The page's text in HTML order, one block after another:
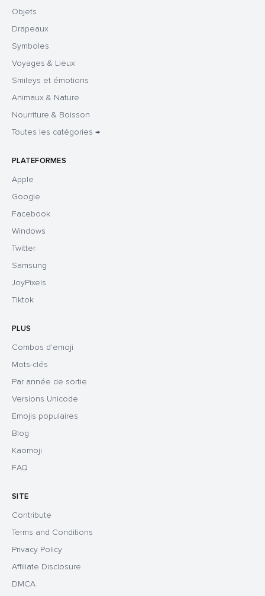
Objets
Drapeaux
Symboles
Voyages & Lieux
Smileys et émotions
Animaux & Nature
Nourriture & Boisson
Toutes les catégories →
PLATEFORMES
Apple
Google
Facebook
Windows
Twitter
Samsung
JoyPixels
Tiktok
PLUS
Combos d'emoji
Mots-clés
Par année de sortie
Versions Unicode
Emojis populaires
Blog
Kaomoji
FAQ
SITE
Contribute
Terms and Conditions
Privacy Policy
Affiliate Disclosure
DMCA